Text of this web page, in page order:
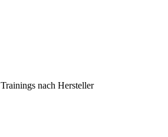
Trainings nach Hersteller